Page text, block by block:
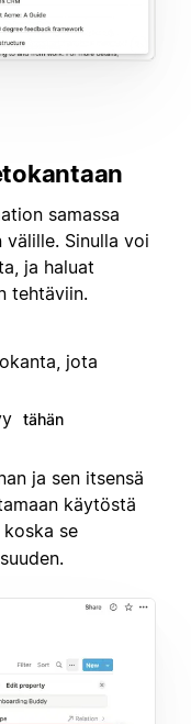
samassa
Sinulla voi
ja haluat
tehtäviin.
jota
tähän
ja sen itsensä
käytöstä
koska se